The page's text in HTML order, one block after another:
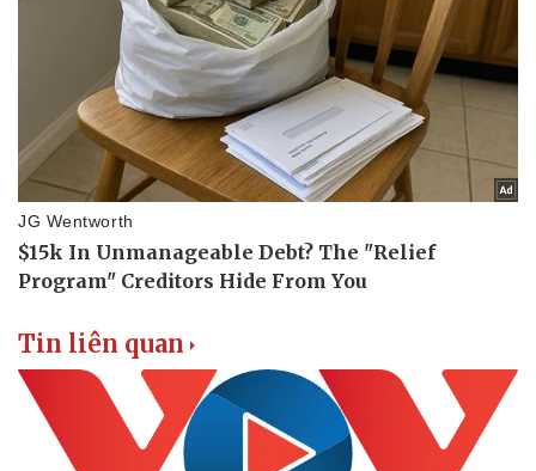
Thể thao
Bóng đá
Ô tô - Xe máy
Ô tô
Tin liên quan